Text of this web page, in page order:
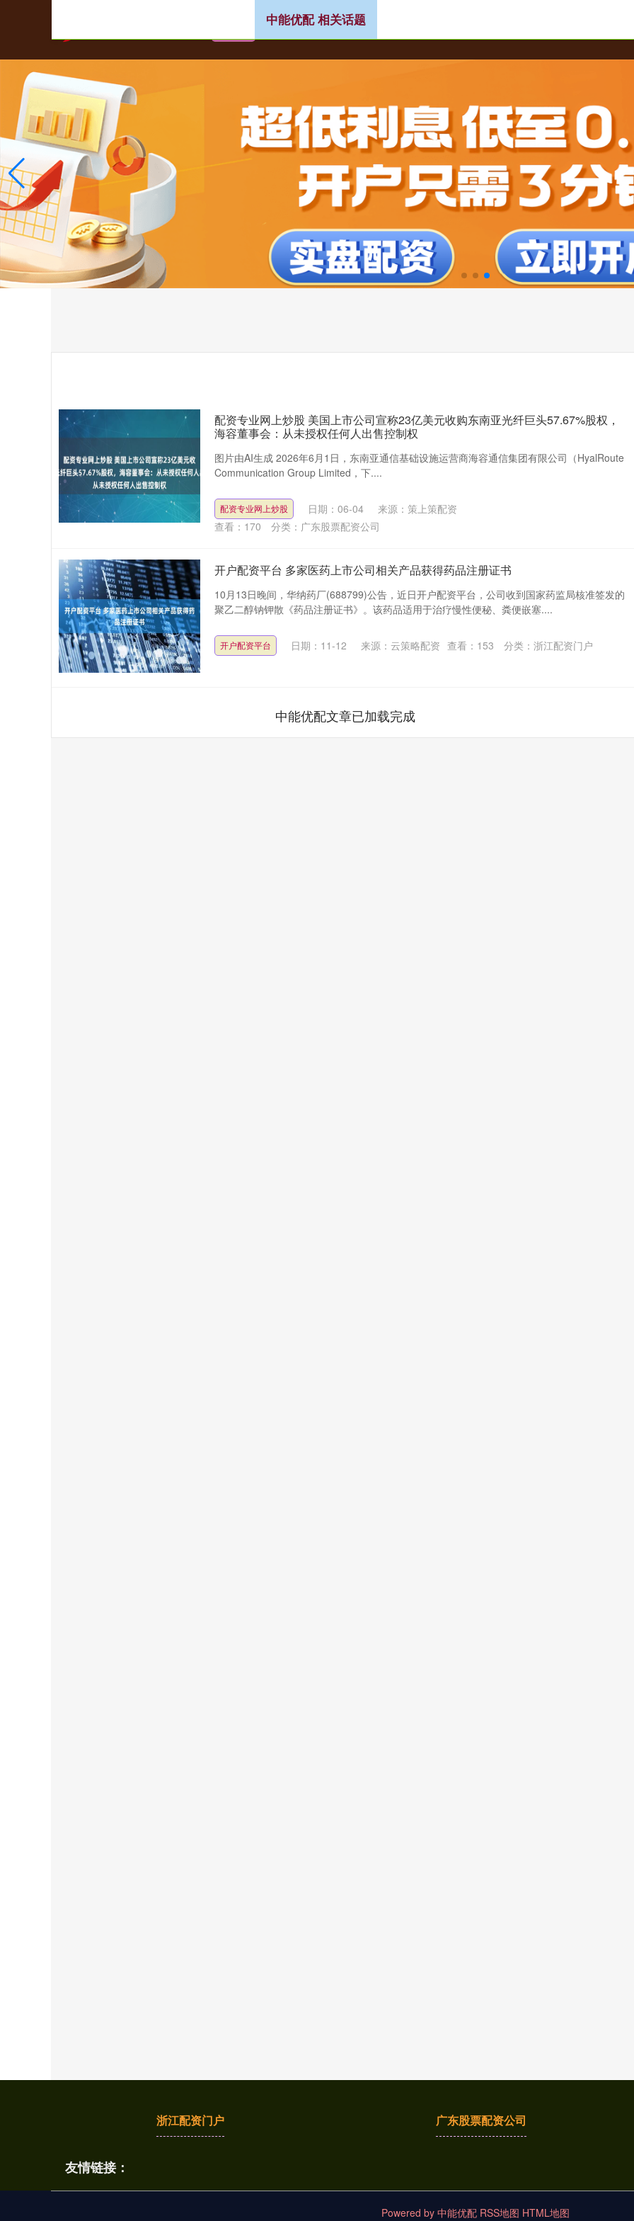
浙江配资门户 广东股票配资公司
中能优配 相关话题
配资专业网上炒股 美国上市公司宣称23亿美元收购东南亚光纤巨头57.67%股权，
海容董事会：从未授权任何人出售控制权
图片由AI生成 2026年6月1日，东南亚通信基础设施运营商海容通信集团有限公司（HyalRoute
Communication Group Limited，下....
配资专业网上炒股 日期：06-04
来源：策上策配资
查看： 170 分类： 广东股票配资公司
开户配资平台 多家医药上市公司相关产品获得药品注册证书
10月13日晚间，华纳药厂(688799)公告，近日开户配资平台，公司收到国家药监局核准签发的
聚乙二醇钠钾散《药品注册证书》。该药品适用于治疗慢性便秘、粪便嵌塞....
开户配资平台 日期：11-12 来源：云策略配资 查看： 153 分类： 浙江配资门户
中能优配文章已加载完成
浙江配资门户 广东股票配资公司
友情链接：
Powered by 中能优配 RSS地图 HTML地图